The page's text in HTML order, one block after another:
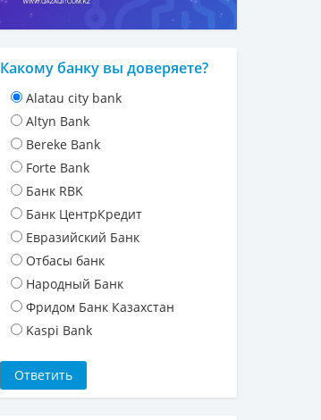
Какому банку вы доверяете?
Alatau city bank
Altyn Bank
Bereke Bank
Forte Bank
Банк RBK
Банк ЦентрКредит
Евразийский Банк
Отбасы банк
Народный Банк
Фридом Банк Казахстан
Kaspi Bank